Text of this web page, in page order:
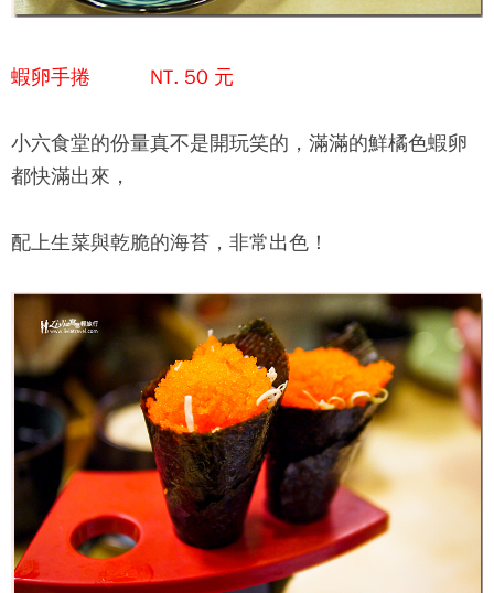
蝦卵手捲 NT. 50 元
小六食堂的份量真不是開玩笑的，滿滿的鮮橘色蝦卵
都快滿出來，
配上生菜與乾脆的海苔，非常出色！